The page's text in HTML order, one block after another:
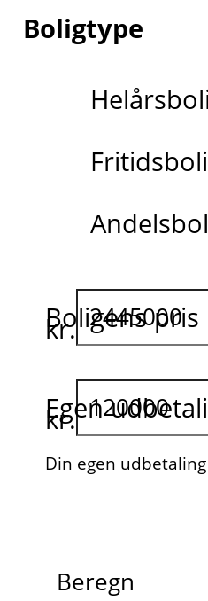
Boligtype
Boligens pris
kr.
Egen
kr.
Din egen
Beregn